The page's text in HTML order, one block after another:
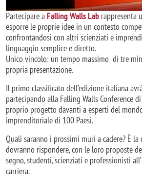
Partecipare aFalling Walls Lab rappresenta
esporre le proprie idee in un contesto
confrontandosi con altri scienziati e
linguaggio semplice e diretto.
Unico vincolo: un tempo massimo di tre
propria presentazione.
Il primo classificato dell’edizione italiana
partecipando alla Falling Walls Conference
proprio progetto davanti a esperti del
imprenditoriale di 100 Paesi.
Quali saranno i prossimi muri a cadere? È
dovranno rispondere, con le loro proposte
segno, studenti, scienziati e professionisti
carriera.